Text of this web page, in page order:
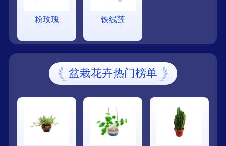
粉玫瑰 铁线莲
盆栽花卉热门榜单